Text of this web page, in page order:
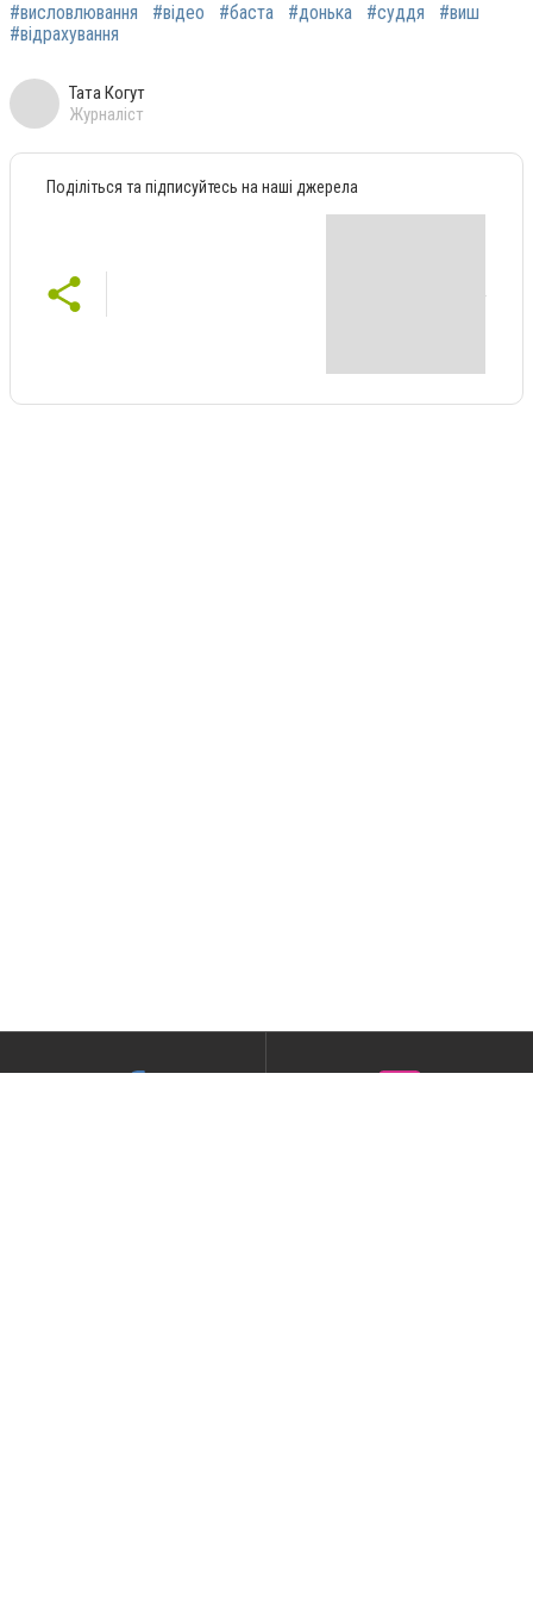
#висловлювання #відео #баста #донька #суддя
#виш
#відрахування
Тата Когут
Журналіст
Поділіться та підписуйтесь на наші джерела